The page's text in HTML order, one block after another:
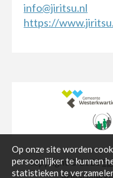
Op onze site worden
persoonlijker te kunnen
statistieken te
info@jiritsu.nl
https://
copyright © 2026